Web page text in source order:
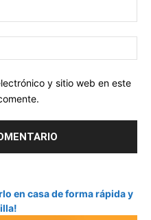
y sitio web en este
en casa de forma rápida y